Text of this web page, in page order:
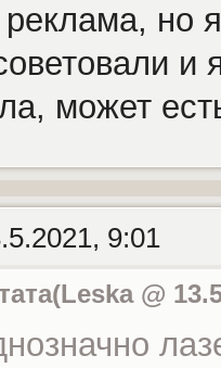
но
и
может
9:01
@